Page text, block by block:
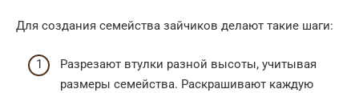
Для создания семейства зайчиков делают такие шаги:
Разрезают втулки разной высоты, учитывая
размеры семейства. Раскрашивают каждую